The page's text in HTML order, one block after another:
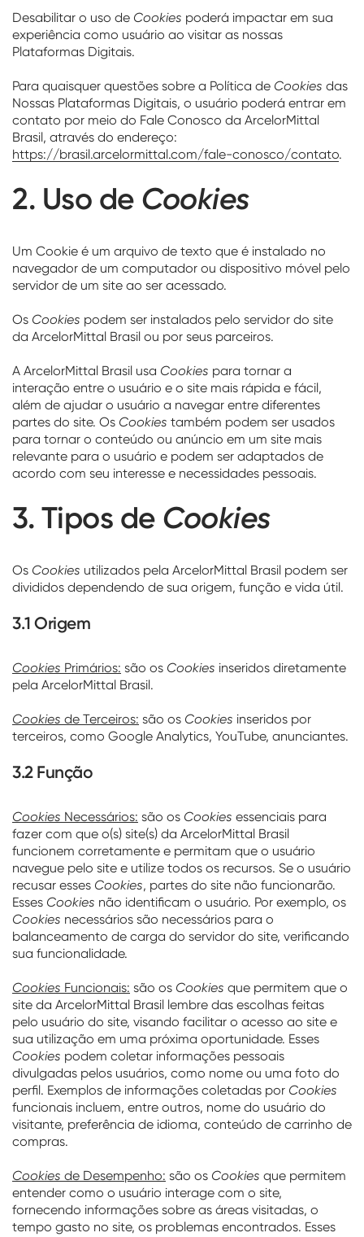
Desabilitar o uso de Cookies poderá impactar em sua
experiência como usuário ao visitar as nossas
Plataformas Digitais.
Para quaisquer questões sobre a Política de Cookies das
Nossas Plataformas Digitais, o usuário poderá entrar em
contato por meio do Fale Conosco da ArcelorMittal
Brasil, através do endereço:
https://brasil.arcelormittal.com/fale-conosco/contato.
2. Uso de Cookies
Um Cookie é um arquivo de texto que é instalado no
navegador de um computador ou dispositivo móvel pelo
servidor de um site ao ser acessado.
Os Cookies podem ser instalados pelo servidor do site
da ArcelorMittal Brasil ou por seus parceiros.
A ArcelorMittal Brasil usa Cookies para tornar a
interação entre o usuário e o site mais rápida e fácil,
além de ajudar o usuário a navegar entre diferentes
partes do site. Os Cookies também podem ser usados
para tornar o conteúdo ou anúncio em um site mais
relevante para o usuário e podem ser adaptados de
acordo com seu interesse e necessidades pessoais.
3. Tipos de Cookies
Os Cookies utilizados pela ArcelorMittal Brasil podem ser
divididos dependendo de sua origem, função e vida útil.
3.1 Origem
Cookies Primários: são os Cookies inseridos diretamente
pela ArcelorMittal Brasil.
Cookies de Terceiros: são os Cookies inseridos por
terceiros, como Google Analytics, YouTube, anunciantes.
3.2 Função
Cookies Necessários: são os Cookies essenciais para
fazer com que o(s) site(s) da ArcelorMittal Brasil
funcionem corretamente e permitam que o usuário
navegue pelo site e utilize todos os recursos. Se o usuário
recusar esses Cookies, partes do site não funcionarão.
Esses Cookies não identificam o usuário. Por exemplo, os
Cookies necessários são necessários para o
balanceamento de carga do servidor do site, verificando
sua funcionalidade.
Cookies Funcionais: são os Cookies que permitem que o
site da ArcelorMittal Brasil lembre das escolhas feitas
pelo usuário do site, visando facilitar o acesso ao site e
sua utilização em uma próxima oportunidade. Esses
Cookies podem coletar informações pessoais
divulgadas pelos usuários, como nome ou uma foto do
perfil. Exemplos de informações coletadas por Cookies
funcionais incluem, entre outros, nome do usuário do
visitante, preferência de idioma, conteúdo de carrinho de
compras.
Cookies de Desempenho: são os Cookies que permitem
entender como o usuário interage com o site,
fornecendo informações sobre as áreas visitadas, o
tempo gasto no site, os problemas encontrados. Esses